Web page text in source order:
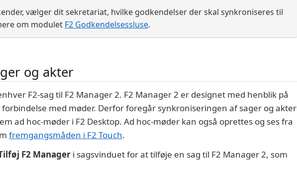
vælger dit sekretariat, hvilke godkendelser der skal synkroniseres til
om modulet F2 Godkendelsessluse.
og akter
F2-sag til F2 Manager 2. F2 Manager 2 er designet med henblik på
med møder. Derfor foregår synkroniseringen af sager og akter
ad hoc-møder i F2 Desktop. Ad hoc-møder kan også oprettes og ses fra
fremgangsmåden i F2 Touch.
F2 Manager i sagsvinduet for at tilføje en sag til F2 Manager 2, som